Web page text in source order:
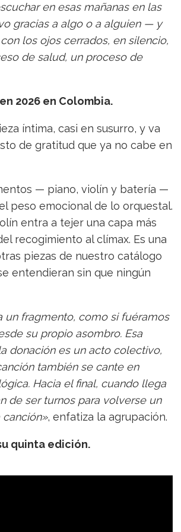
en esas mañanas en las
gracias a algo o a alguien — y
los ojos cerrados, en silencio,
de salud, un proceso de
2026 en Colombia.
íntima, casi en susurro, y va
de gratitud que ya no cabe en
— piano, violín y batería —
peso emocional de lo orquestal.
entra a tejer una capa más
recogimiento al clímax. Es una
piezas de nuestro catálogo
entendieran sin que ningún
un fragmento, como si fuéramos
su propio asombro. Esa
donación es un acto colectivo,
también se cante en
Hacia el final, cuando llega
de ser turnos para volverse un
, enfatiza la agrupación.
quinta edición.